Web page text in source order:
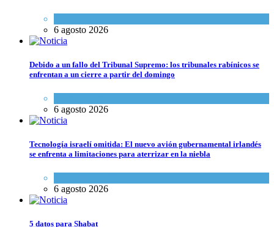
6 agosto 2026
Debido a un fallo del Tribunal Supremo: los tribunales rabínicos se
enfrentan a un cierre a partir del domingo
6 agosto 2026
Tecnología israelí omitida: El nuevo avión gubernamental irlandés
se enfrenta a limitaciones para aterrizar en la niebla
6 agosto 2026
5 datos para Shabat